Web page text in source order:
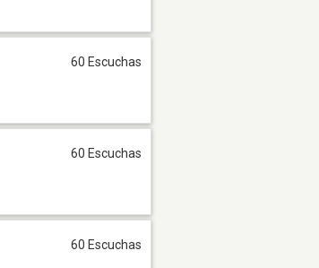
60 Escuchas
60 Escuchas
60 Escuchas